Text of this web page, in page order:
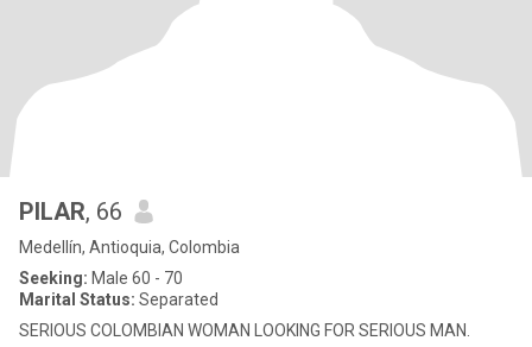
PILAR, 66
Medellín, Antioquia, Colombia
Seeking: Male 60 - 70
Marital Status: Separated
SERIOUS COLOMBIAN WOMAN LOOKING FOR SERIOUS MAN.